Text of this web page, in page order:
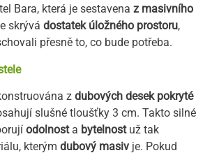
Bara, která je sestavena z masivního
skrývá dostatek úložného prostoru,
přesně to, co bude potřeba.
z dubových desek pokryté
slušné tloušťky 3 cm. Takto silné
odolnosta bytelnostuž tak
kterým dubový masiv je. Pokud